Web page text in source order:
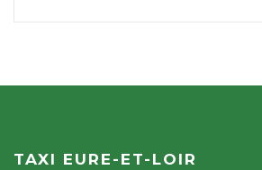
TAXI EURE-ET-LOIR